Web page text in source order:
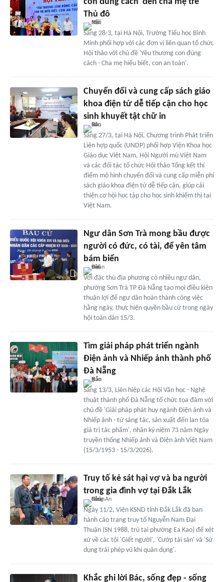
con đúng cách' đến cha mẹ trẻ
Thủ đô
Sáng 28-3, tại Hà Nội, Trường Tiểu học Bình
Minh phối hợp với các đơn vị liên quan tổ chức
Hội thảo với chủ đề 'Yêu thương con đúng
cách - Cha mẹ hiểu biết, con an toàn'.
Chuyển đổi và cung cấp sách giáo
khoa điện tử dễ tiếp cận cho học
sinh khuyết tật chữ in
Sáng 27/3, tại Hà Nội, Chương trình Phát triển
Liên hợp quốc (UNDP) phối hợp Viện Khoa học
Giáo dục Việt Nam, Hội Người mù Việt Nam
và các đối tác tổ chức Hội thảo Tổng kết thí
điểm mô hình chuyển đổi và cung cấp miễn phí
sách giáo khoa điện tử dễ tiếp cận, giúp cải
thiện cơ hội học tập cho học sinh khiếm thị tại
Việt Nam.
Ngư dân Sơn Trà mong bầu được
người có đức, có tài, để yên tâm
bám biển
Với đặc thù địa phương có nhiều ngư dân,
phường Sơn Trà TP Đà Nẵng tạo mọi điều kiện
thuận lợi để ngư dân hoàn thành công việc
hằng ngày, thực hiện quyền bầu cử trong ngày
hội toàn dân 15/3.
Tìm giải pháp phát triển ngành
Điện ảnh và Nhiếp ảnh thành phố
Đà Nẵng
Sáng 13/3, Liên hiệp các Hội Văn học - Nghệ
thuật thành phố Đà Nẵng tổ chức tọa đàm với
chủ đề 'Giải pháp phát huy ngành Điện ảnh và
Nhiếp ảnh - từ sáng tác, sản xuất đến lan tỏa
giá trị tác phẩm', nhân kỷ niệm 73 năm Ngày
truyền thống Nhiếp ảnh và Điện ảnh Việt Nam
(15/3/1953 - 15/3/2026).
Truy tố kẻ sát hại vợ và ba người
trong gia đình vợ tại Đắk Lắk
Ngày 11/2, Viện KSND tỉnh Đắk Lắk đã ban
hành cáo trạng truy tố Nguyễn Nam Đại
Thuận (SN 1988, trú tại phường Ea Kao) để xét
xử về các tội 'Giết người', 'Cướp tài sản' và 'Sử
dụng trái phép vũ khí quân dụng'.
Khắc ghi lời Bác, sống đẹp - sống